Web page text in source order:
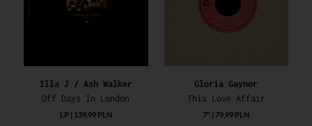
Illa J / Ash Walker
Off Days In London
LP | 139,99 PLN
Gloria Gaynor
This Love Affair
7" | 79,99 PLN